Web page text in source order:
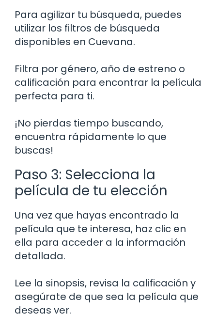
Para agilizar tu búsqueda, puedes
utilizar los filtros de búsqueda
disponibles en Cuevana.
Filtra por género, año de estreno o
calificación para encontrar la película
perfecta para ti.
¡No pierdas tiempo buscando,
encuentra rápidamente lo que
buscas!
Paso 3: Selecciona la
película de tu elección
Una vez que hayas encontrado la
película que te interesa, haz clic en
ella para acceder a la información
detallada.
Lee la sinopsis, revisa la calificación y
asegúrate de que sea la película que
deseas ver.